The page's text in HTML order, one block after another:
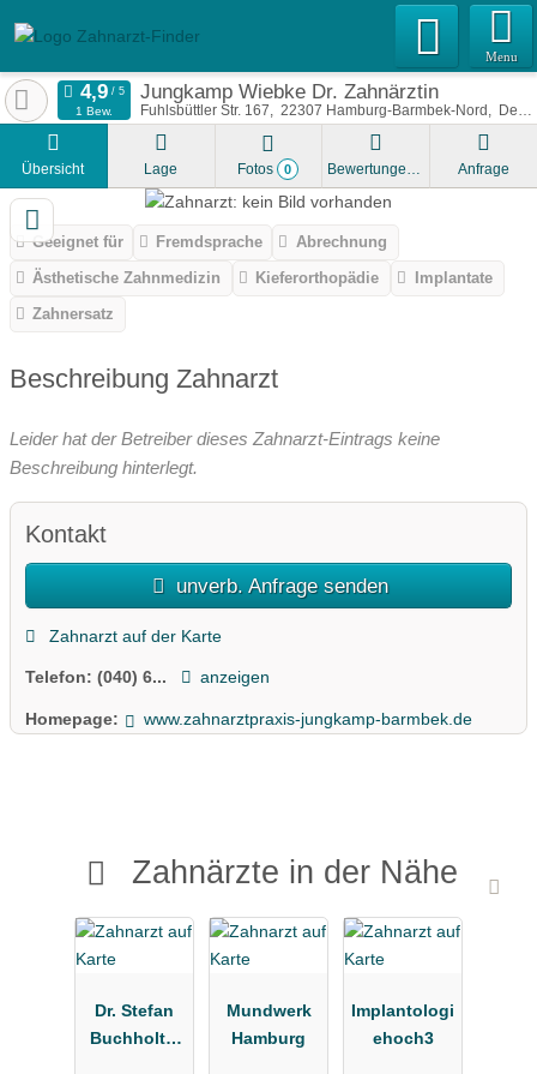
Menu
Jungkamp Wiebke Dr. Zahnärztin
Fuhlsbüttler Str. 167 22307 Hamburg-Barmbek-Nord Deutschland
1 Bew.
Übersicht Lage Fotos 0 Bewertungen Anfrage
Geeignet für Fremdsprache
Abrechnung
Ästhetische Zahnmedizin
Kieferorthopädie
Implantate
Zahnersatz
Beschreibung Zahnarzt
Leider hat der Betreiber dieses Zahnarzt-Eintrags keine
Beschreibung hinterlegt.
Kontakt
unverb. Anfrage senden
Zahnarzt auf der Karte
Telefon: (040) 6... anzeigen
Homepage: www.zahnarztpraxis-jungkamp-barmbek.de
Zahnärzte in der Nähe
Dr. Stefan
Buchholtz,
Mundwerk
Hamburg
Implantologi
ehoch3